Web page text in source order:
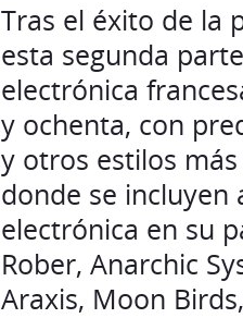
Tras el éxito de la
esta segunda
electrónica
y ochenta, con
y otros estilos
donde se incluyen
electrónica en su
Rober, Anarchic
Araxis, Moon